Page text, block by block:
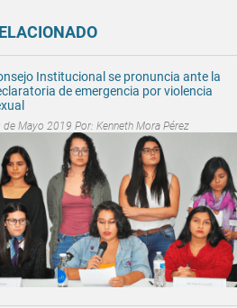
Institucional se pronuncia ante la
de emergencia por violencia
de Mayo 2019 Por: Kenneth Mora Pérez